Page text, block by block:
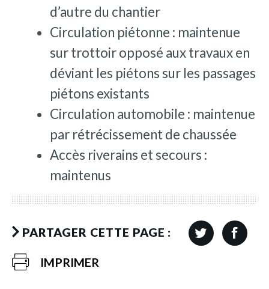
d’autre du chantier
Circulation piétonne : maintenue
sur trottoir opposé aux travaux en
déviant les piétons sur les passages
piétons existants
Circulation automobile : maintenue
par rétrécissement de chaussée
Accès riverains et secours :
maintenus
PARTAGER CETTE PAGE :
IMPRIMER